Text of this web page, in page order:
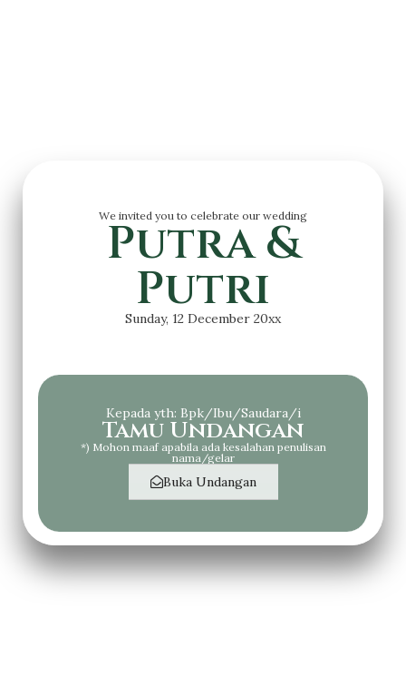
We invited you to celebrate our wedding
Putra &
Putri
Sunday, 12 December 20xx
Kepada yth: Bpk/Ibu/Saudara/i
Tamu Undangan
*) Mohon maaf apabila ada kesalahan penulisan
nama/gelar
Buka Undangan